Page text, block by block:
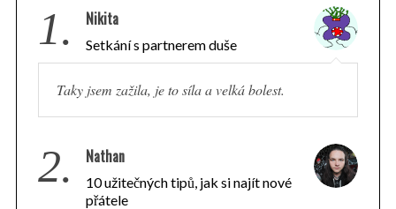
1. Nikita
Setkání s partnerem duše
Taky jsem zažila, je to síla a velká bolest.
2. Nathan
10 užitečných tipů, jak si najít nové
přátele